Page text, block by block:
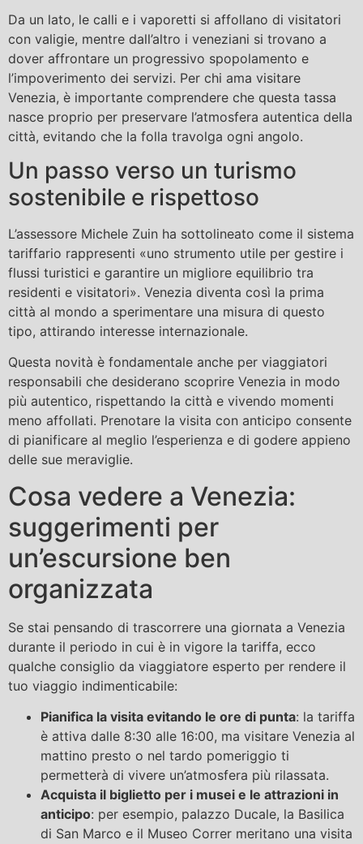
Da un lato, le calli e i vaporetti si affollano di visitatori
con valigie, mentre dall’altro i veneziani si trovano a
dover affrontare un progressivo spopolamento e
l’impoverimento dei servizi. Per chi ama visitare
Venezia, è importante comprendere che questa tassa
nasce proprio per preservare l’atmosfera autentica della
città, evitando che la folla travolga ogni angolo.
Un passo verso un turismo
sostenibile e rispettoso
L’assessore Michele Zuin ha sottolineato come il sistema
tariffario rappresenti «uno strumento utile per gestire i
flussi turistici e garantire un migliore equilibrio tra
residenti e visitatori». Venezia diventa così la prima
città al mondo a sperimentare una misura di questo
tipo, attirando interesse internazionale.
Questa novità è fondamentale anche per viaggiatori
responsabili che desiderano scoprire Venezia in modo
più autentico, rispettando la città e vivendo momenti
meno affollati. Prenotare la visita con anticipo consente
di pianificare al meglio l’esperienza e di godere appieno
delle sue meraviglie.
Cosa vedere a Venezia:
suggerimenti per
un’escursione ben
organizzata
Se stai pensando di trascorrere una giornata a Venezia
durante il periodo in cui è in vigore la tariffa, ecco
qualche consiglio da viaggiatore esperto per rendere il
tuo viaggio indimenticabile:
Pianifica la visita evitando le ore di punta: la tariffa
è attiva dalle 8:30 alle 16:00, ma visitare Venezia al
mattino presto o nel tardo pomeriggio ti
permetterà di vivere un’atmosfera più rilassata.
Acquista il biglietto per i musei e le attrazioni in
anticipo: per esempio, palazzo Ducale, la Basilica
di San Marco e il Museo Correr meritano una visita